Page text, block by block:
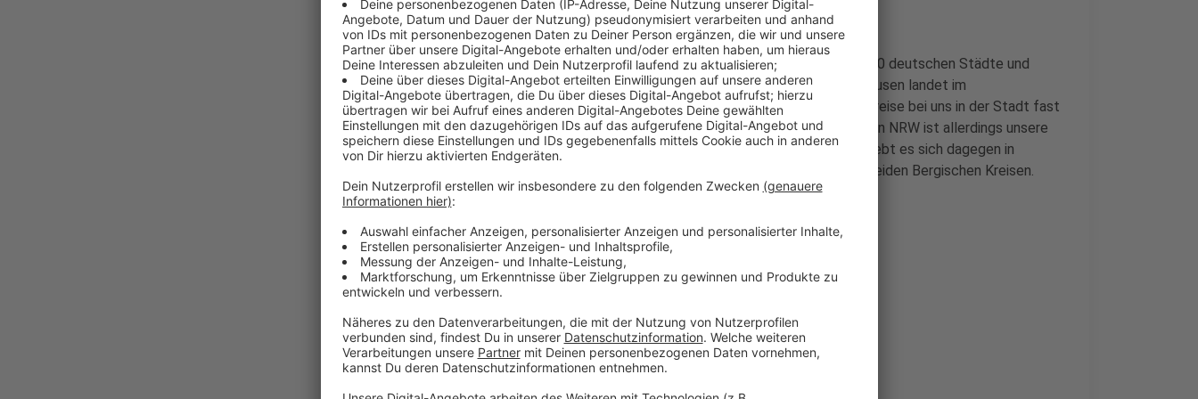
Das Wirtschaftsinstitut hat die Lebenshaltungskosten für alle 400 deutschen Städte und
Kreise ermittelt und miteinander verglichen. Das Ergebnis: Leverkusen landet im
deutschlandweiten Vergleich auf Platz 81. Demnach liegen die Preise bei uns in der Stadt fast
zwei Prozent über dem Durchschnitt. Die teuerste Stadt bei uns in NRW ist allerdings unsere
Nachbarstadt Köln, gefolgt von Düsseldorf und Bonn. Günstiger lebt es sich dagegen in
ländlicheren Bereichen rund um Leverkusen, zum Beispiel in den beiden Bergischen Kreisen.
Mehr Meldungen aus Leverkusen
Anzeige
Schwangere Frau in Leverkusen-Rheindorf erstochen
Opladen Plus ärgert sich über Leverkusener Baustellen